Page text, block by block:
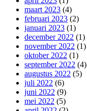
maart 2023 (4)
februari 2023 (2)
januari 2023 (1)
december 2022 (1)
november 2022 (1)
oktober 2022 (1)
september 2022 (4)
augustus 2022 (5)
juli 2022 (6)
juni 2022 (9)
mei 2022 (5)